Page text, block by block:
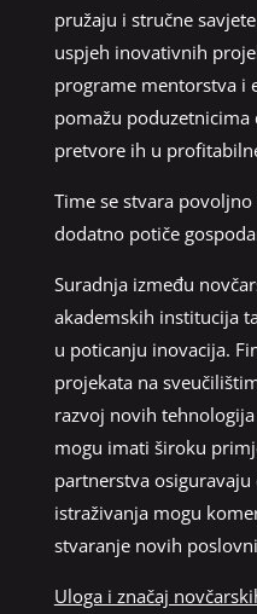
pružaju i stručne
uspjeh inovativnih
programe mentorstva i
pomažu poduzetnicima
pretvore ih u
Time se stvara
dodatno potiče
Suradnja između
akademskih institucija
u poticanju inovacija.
projekata na
razvoj novih
mogu imati široku
partnerstva osiguravaju
istraživanja mogu
stvaranje novih
Uloga i značaj